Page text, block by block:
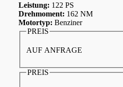
Leistung: 122 PS
Drehmoment: 162 NM
Motortyp: Benziner
PREIS
AUF ANFRAGE
PREIS